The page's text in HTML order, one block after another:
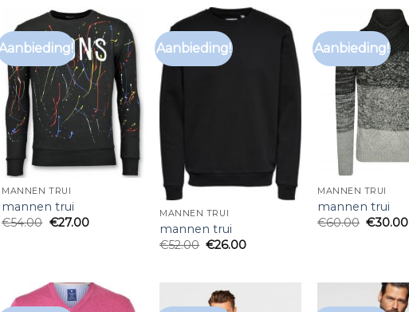
MANNEN TRUI
mannen trui
€54.00 €27.00
Aanbieding!
MANNEN TRUI
mannen trui
€52.00 €26.00
Aanbieding!
MANNEN TRUI
mannen trui
€60.00 €30.00